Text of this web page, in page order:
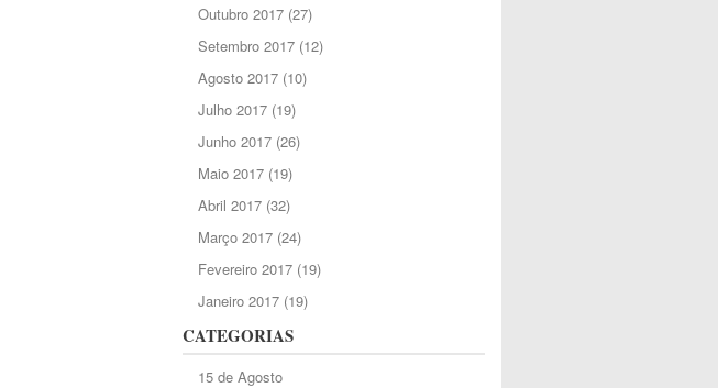
Outubro 2017(27)
Setembro 2017(12)
Agosto 2017(10)
Julho 2017(19)
Junho 2017(26)
Maio 2017(19)
Abril 2017(32)
Março 2017(24)
Fevereiro 2017(19)
Janeiro 2017(19)
CATEGORIAS
15 de Agosto